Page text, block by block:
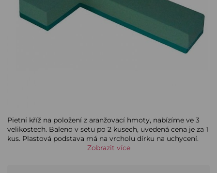
Pietní kříž na položení z aranžovací hmoty, nabízíme ve 3
velikostech. Baleno v setu po 2 kusech, uvedená cena je za 1
kus. Plastová podstava má na vrcholu dírku na uchycení.
Zobrazit více